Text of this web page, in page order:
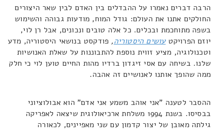
הרבה דברים נאמרו על ההבדלים בין האדם לבין שאר היצורים
החולקים אתנו את העולם: גודל המוח, מודעות גבוהה והשימוש
בשפה מתוחכמת ובכלים. כל אלה טובים ונכונים, אבל רן לוי,
יוזם הפרויקטעושים היסטוריה, פודקסט בנושאי היסטוריה, מדע
וטכנולוגיה, מציע זווית נוספת להתבוננות על שאלת האנושיות
שלנו. בשיחה עם אסי זיגדון ברדיו מהות החיים טוען לוי כי חלק
ממה שהופך אותנו לאנושיים זה אהבה.
ההסבר לטענה "אני אוהב משמע אני אדם" הוא אבולוציוני
בבסיסו. בשנת 1994 משלחת ארכיאולוגית שיצאה לאפריקה
גילתה מאובן של יצור קדמון עם שני מאפיינים, לכאורה